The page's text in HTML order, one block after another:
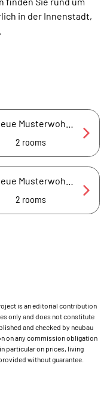
in der Innenstadt,
2 rooms
2 rooms
is an editorial contribution
only and does not constitute
and checked by neubau
on any commission obligation
particular on prices, living
without guarantee.